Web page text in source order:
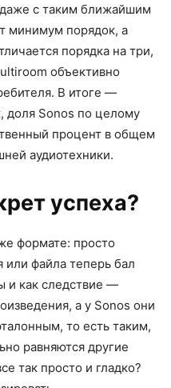
с таким ближайшим
минимум порядок, а
порядка на три,
объективно
В итоге —
доля Sonos по целому
процент в общем
аудиотехники.
успеха?
формате: просто
или файла теперь бал
и как следствие —
а у Sonos они
то есть таким,
равняются другие
так просто и гладко?